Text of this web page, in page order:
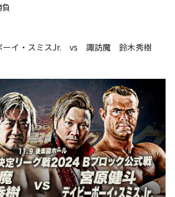
ーイ・スミスJr. vs 諏訪魔 鈴木秀樹